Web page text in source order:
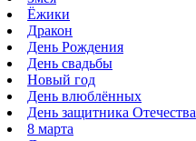
Ёжики
Дракон
День Рождения
День свадьбы
Новый год
День влюблённых
День защитника Отечества
8 марта